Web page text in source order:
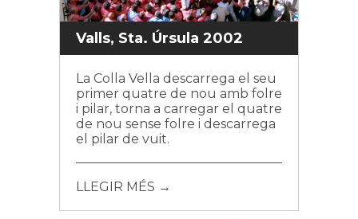
Valls, Sta. Úrsula 2002
La Colla Vella descarrega el seu
primer quatre de nou amb folre
i pilar, torna a carregar el quatre
de nou sense folre i descarrega
el pilar de vuit.
LLEGIR MÉS →